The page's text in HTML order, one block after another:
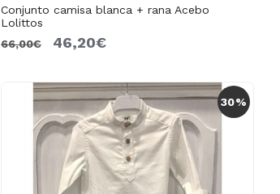
Conjunto camisa blanca + rana Acebo
Lolittos
66,00€
46,20€
30%